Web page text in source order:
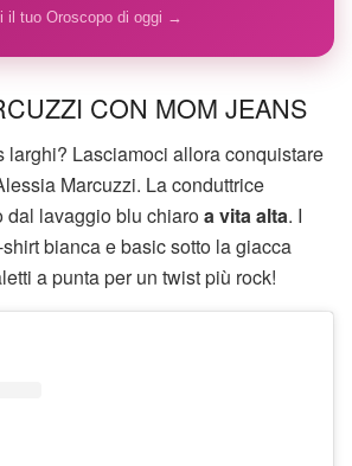
il tuo Oroscopo di oggi →
CON MOM JEANS
larghi? Lasciamoci allora conquistare
Marcuzzi. La conduttrice
dal lavaggio blu chiaroa vita alta. I
bianca e basic sotto la giacca
a punta per un twist più rock!